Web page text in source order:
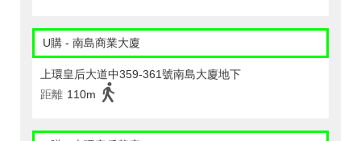
U購 - 南島商業大廈
上環皇后大道中359-361號南島大廈地下
距離 110m